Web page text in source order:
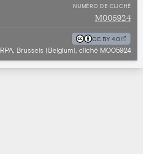
NUMÉRO DE CLICHÉ
M005924
CC BY 4.0
Brussels (Belgium), cliché M005924